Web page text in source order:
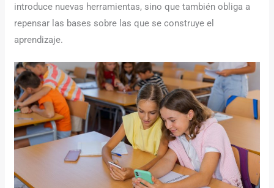
introduce nuevas herramientas, sino que también obliga a
repensar las bases sobre las que se construye el
aprendizaje.